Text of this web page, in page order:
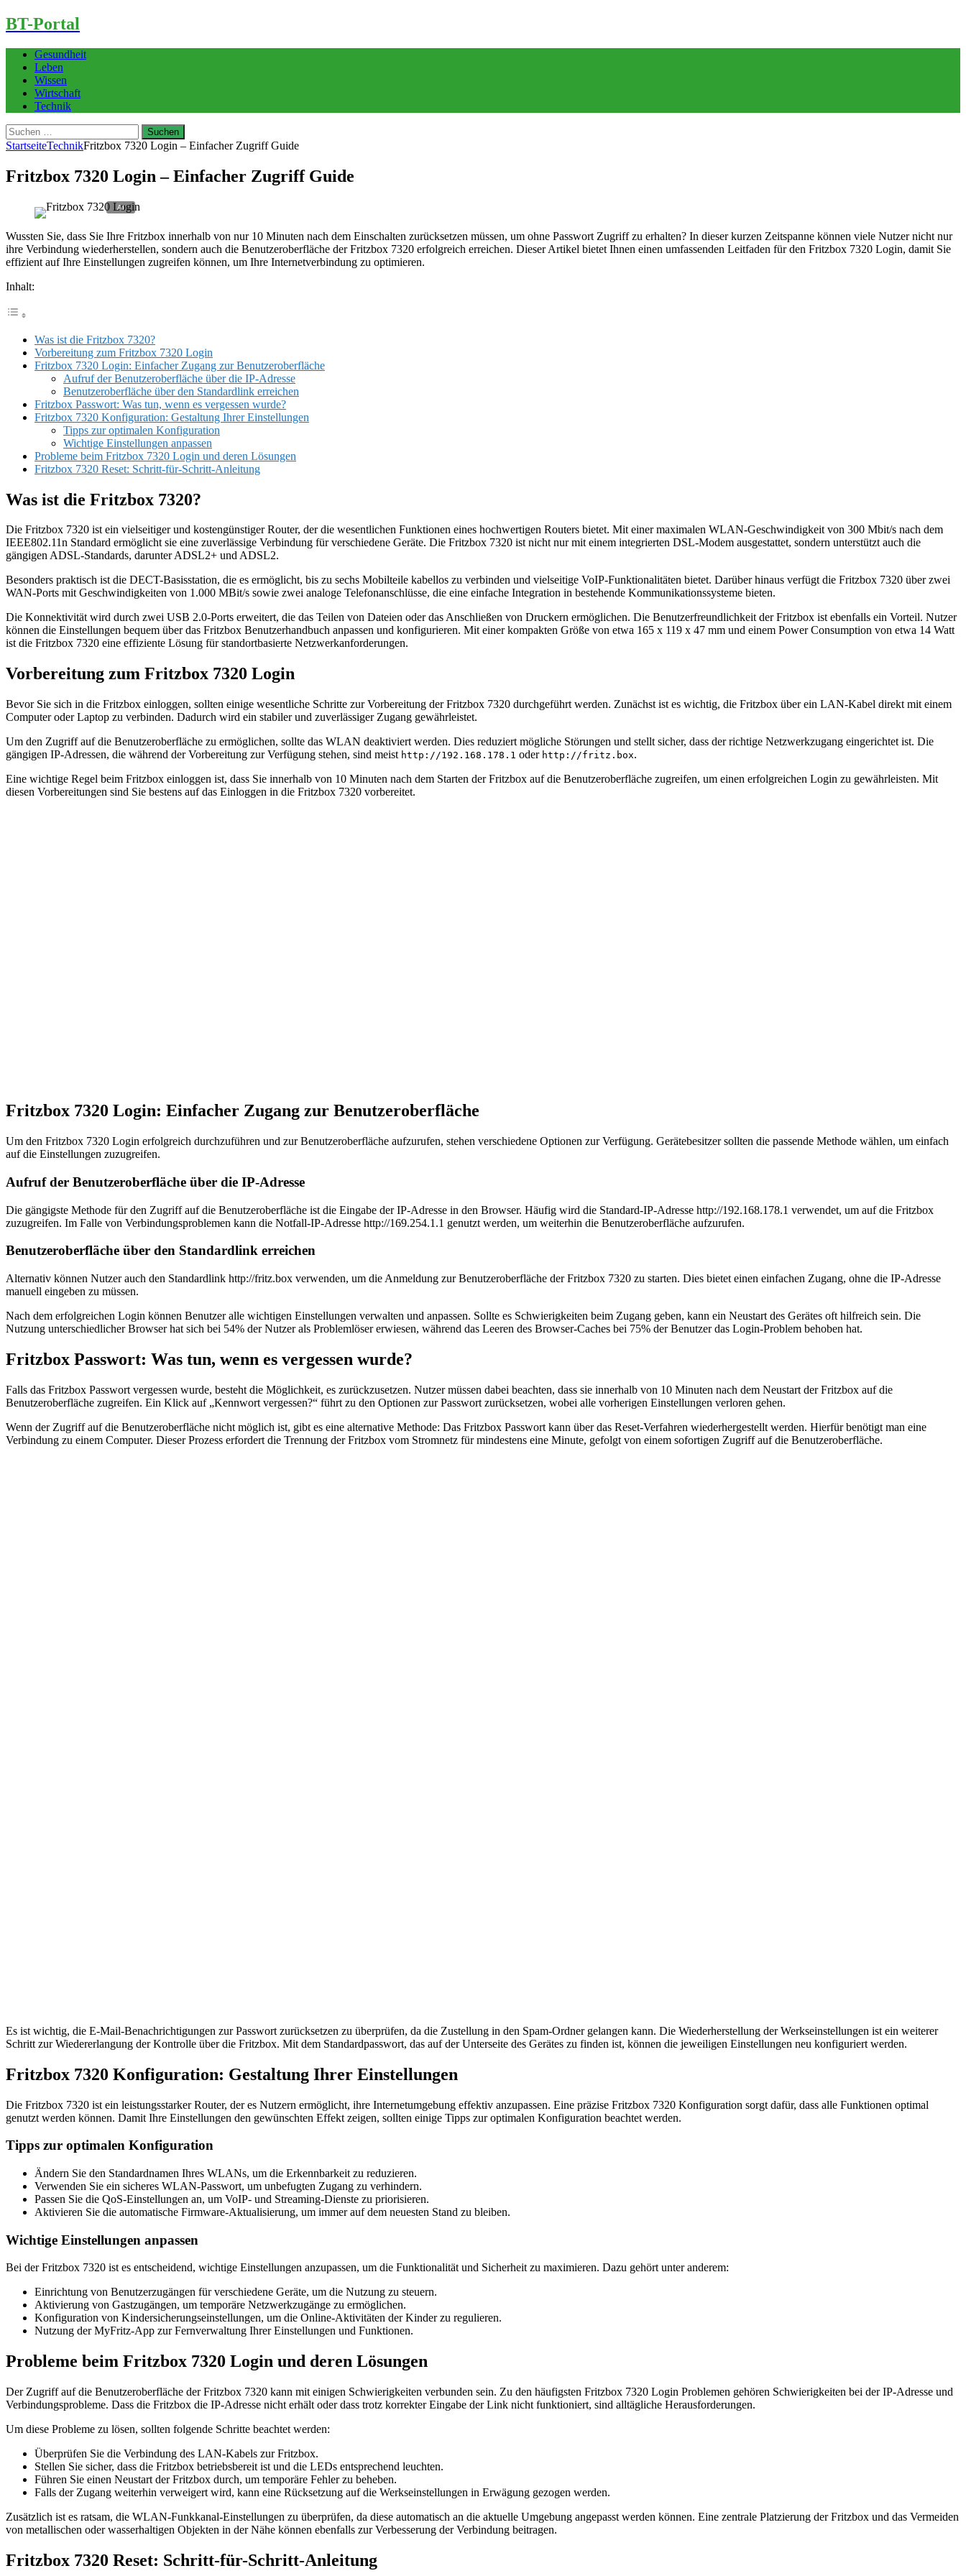
BT-Portal
Gesundheit
Leben
Wissen
Wirtschaft
Technik
Suchen
nach:
StartseiteTechnikFritzbox 7320 Login – Einfacher Zugriff Guide
Fritzbox 7320 Login – Einfacher Zugriff Guide
Wussten Sie, dass Sie Ihre Fritzbox innerhalb von nur 10 Minuten nach dem Einschalten zurücksetzen müssen, um ohne Passwort Zugriff zu erhalten? In dieser kurzen Zeitspanne können viele Nutzer nicht nur
ihre Verbindung wiederherstellen, sondern auch die Benutzeroberfläche der Fritzbox 7320 erfolgreich erreichen. Dieser Artikel bietet Ihnen einen umfassenden Leitfaden für den Fritzbox 7320 Login, damit Sie
effizient auf Ihre Einstellungen zugreifen können, um Ihre Internetverbindung zu optimieren.
Inhalt:
Was ist die Fritzbox 7320?
Vorbereitung zum Fritzbox 7320 Login
Fritzbox 7320 Login: Einfacher Zugang zur Benutzeroberfläche
Aufruf der Benutzeroberfläche über die IP-Adresse
Benutzeroberfläche über den Standardlink erreichen
Fritzbox Passwort: Was tun, wenn es vergessen wurde?
Fritzbox 7320 Konfiguration: Gestaltung Ihrer Einstellungen
Tipps zur optimalen Konfiguration
Wichtige Einstellungen anpassen
Probleme beim Fritzbox 7320 Login und deren Lösungen
Fritzbox 7320 Reset: Schritt-für-Schritt-Anleitung
Was ist die Fritzbox 7320?
Die Fritzbox 7320 ist ein vielseitiger und kostengünstiger Router, der die wesentlichen Funktionen eines hochwertigen Routers bietet. Mit einer maximalen WLAN-Geschwindigkeit von 300 Mbit/s nach dem
IEEE802.11n Standard ermöglicht sie eine zuverlässige Verbindung für verschiedene Geräte. Die Fritzbox 7320 ist nicht nur mit einem integrierten DSL-Modem ausgestattet, sondern unterstützt auch die
gängigen ADSL-Standards, darunter ADSL2+ und ADSL2.
Besonders praktisch ist die DECT-Basisstation, die es ermöglicht, bis zu sechs Mobilteile kabellos zu verbinden und vielseitige VoIP-Funktionalitäten bietet. Darüber hinaus verfügt die Fritzbox 7320 über zwei
WAN-Ports mit Geschwindigkeiten von 1.000 MBit/s sowie zwei analoge Telefonanschlüsse, die eine einfache Integration in bestehende Kommunikationssysteme bieten.
Die Konnektivität wird durch zwei USB 2.0-Ports erweitert, die das Teilen von Dateien oder das Anschließen von Druckern ermöglichen. Die Benutzerfreundlichkeit der Fritzbox ist ebenfalls ein Vorteil. Nutzer
können die Einstellungen bequem über das Fritzbox Benutzerhandbuch anpassen und konfigurieren. Mit einer kompakten Größe von etwa 165 x 119 x 47 mm und einem Power Consumption von etwa 14 Watt
ist die Fritzbox 7320 eine effiziente Lösung für standortbasierte Netzwerkanforderungen.
Vorbereitung zum Fritzbox 7320 Login
Bevor Sie sich in die Fritzbox einloggen, sollten einige wesentliche Schritte zur Vorbereitung der Fritzbox 7320 durchgeführt werden. Zunächst ist es wichtig, die Fritzbox über ein LAN-Kabel direkt mit einem
Computer oder Laptop zu verbinden. Dadurch wird ein stabiler und zuverlässiger Zugang gewährleistet.
Um den Zugriff auf die Benutzeroberfläche zu ermöglichen, sollte das WLAN deaktiviert werden. Dies reduziert mögliche Störungen und stellt sicher, dass der richtige Netzwerkzugang eingerichtet ist. Die
gängigen IP-Adressen, die während der Vorbereitung zur Verfügung stehen, sind meist http://192.168.178.1 oder http://fritz.box.
Eine wichtige Regel beim Fritzbox einloggen ist, dass Sie innerhalb von 10 Minuten nach dem Starten der Fritzbox auf die Benutzeroberfläche zugreifen, um einen erfolgreichen Login zu gewährleisten. Mit
diesen Vorbereitungen sind Sie bestens auf das Einloggen in die Fritzbox 7320 vorbereitet.
Fritzbox 7320 Login: Einfacher Zugang zur Benutzeroberfläche
Um den Fritzbox 7320 Login erfolgreich durchzuführen und zur Benutzeroberfläche aufzurufen, stehen verschiedene Optionen zur Verfügung. Gerätebesitzer sollten die passende Methode wählen, um einfach
auf die Einstellungen zuzugreifen.
Aufruf der Benutzeroberfläche über die IP-Adresse
Die gängigste Methode für den Zugriff auf die Benutzeroberfläche ist die Eingabe der IP-Adresse in den Browser. Häufig wird die Standard-IP-Adresse http://192.168.178.1 verwendet, um auf die Fritzbox
zuzugreifen. Im Falle von Verbindungsproblemen kann die Notfall-IP-Adresse http://169.254.1.1 genutzt werden, um weiterhin die Benutzeroberfläche aufzurufen.
Benutzeroberfläche über den Standardlink erreichen
Alternativ können Nutzer auch den Standardlink http://fritz.box verwenden, um die Anmeldung zur Benutzeroberfläche der Fritzbox 7320 zu starten. Dies bietet einen einfachen Zugang, ohne die IP-Adresse
manuell eingeben zu müssen.
Nach dem erfolgreichen Login können Benutzer alle wichtigen Einstellungen verwalten und anpassen. Sollte es Schwierigkeiten beim Zugang geben, kann ein Neustart des Gerätes oft hilfreich sein. Die
Nutzung unterschiedlicher Browser hat sich bei 54% der Nutzer als Problemlöser erwiesen, während das Leeren des Browser-Caches bei 75% der Benutzer das Login-Problem behoben hat.
Fritzbox Passwort: Was tun, wenn es vergessen wurde?
Falls das Fritzbox Passwort vergessen wurde, besteht die Möglichkeit, es zurückzusetzen. Nutzer müssen dabei beachten, dass sie innerhalb von 10 Minuten nach dem Neustart der Fritzbox auf die
Benutzeroberfläche zugreifen. Ein Klick auf „Kennwort vergessen?“ führt zu den Optionen zur Passwort zurücksetzen, wobei alle vorherigen Einstellungen verloren gehen.
Wenn der Zugriff auf die Benutzeroberfläche nicht möglich ist, gibt es eine alternative Methode: Das Fritzbox Passwort kann über das Reset-Verfahren wiederhergestellt werden. Hierfür benötigt man eine
Verbindung zu einem Computer. Dieser Prozess erfordert die Trennung der Fritzbox vom Stromnetz für mindestens eine Minute, gefolgt von einem sofortigen Zugriff auf die Benutzeroberfläche.
Es ist wichtig, die E-Mail-Benachrichtigungen zur Passwort zurücksetzen zu überprüfen, da die Zustellung in den Spam-Ordner gelangen kann. Die Wiederherstellung der Werkseinstellungen ist ein weiterer
Schritt zur Wiedererlangung der Kontrolle über die Fritzbox. Mit dem Standardpasswort, das auf der Unterseite des Gerätes zu finden ist, können die jeweiligen Einstellungen neu konfiguriert werden.
Fritzbox 7320 Konfiguration: Gestaltung Ihrer Einstellungen
Die Fritzbox 7320 ist ein leistungsstarker Router, der es Nutzern ermöglicht, ihre Internetumgebung effektiv anzupassen. Eine präzise Fritzbox 7320 Konfiguration sorgt dafür, dass alle Funktionen optimal
genutzt werden können. Damit Ihre Einstellungen den gewünschten Effekt zeigen, sollten einige Tipps zur optimalen Konfiguration beachtet werden.
Tipps zur optimalen Konfiguration
Ändern Sie den Standardnamen Ihres WLANs, um die Erkennbarkeit zu reduzieren.
Verwenden Sie ein sicheres WLAN-Passwort, um unbefugten Zugang zu verhindern.
Passen Sie die QoS-Einstellungen an, um VoIP- und Streaming-Dienste zu priorisieren.
Aktivieren Sie die automatische Firmware-Aktualisierung, um immer auf dem neuesten Stand zu bleiben.
Wichtige Einstellungen anpassen
Bei der Fritzbox 7320 ist es entscheidend, wichtige Einstellungen anzupassen, um die Funktionalität und Sicherheit zu maximieren. Dazu gehört unter anderem:
Einrichtung von Benutzerzugängen für verschiedene Geräte, um die Nutzung zu steuern.
Aktivierung von Gastzugängen, um temporäre Netzwerkzugänge zu ermöglichen.
Konfiguration von Kindersicherungseinstellungen, um die Online-Aktivitäten der Kinder zu regulieren.
Nutzung der MyFritz-App zur Fernverwaltung Ihrer Einstellungen und Funktionen.
Probleme beim Fritzbox 7320 Login und deren Lösungen
Der Zugriff auf die Benutzeroberfläche der Fritzbox 7320 kann mit einigen Schwierigkeiten verbunden sein. Zu den häufigsten Fritzbox 7320 Login Problemen gehören Schwierigkeiten bei der IP-Adresse und
Verbindungsprobleme. Dass die Fritzbox die IP-Adresse nicht erhält oder dass trotz korrekter Eingabe der Link nicht funktioniert, sind alltägliche Herausforderungen.
Um diese Probleme zu lösen, sollten folgende Schritte beachtet werden:
Überprüfen Sie die Verbindung des LAN-Kabels zur Fritzbox.
Stellen Sie sicher, dass die Fritzbox betriebsbereit ist und die LEDs entsprechend leuchten.
Führen Sie einen Neustart der Fritzbox durch, um temporäre Fehler zu beheben.
Falls der Zugang weiterhin verweigert wird, kann eine Rücksetzung auf die Werkseinstellungen in Erwägung gezogen werden.
Zusätzlich ist es ratsam, die WLAN-Funkkanal-Einstellungen zu überprüfen, da diese automatisch an die aktuelle Umgebung angepasst werden können. Eine zentrale Platzierung der Fritzbox und das Vermeiden
von metallischen oder wasserhaltigen Objekten in der Nähe können ebenfalls zur Verbesserung der Verbindung beitragen.
Fritzbox 7320 Reset: Schritt-für-Schritt-Anleitung